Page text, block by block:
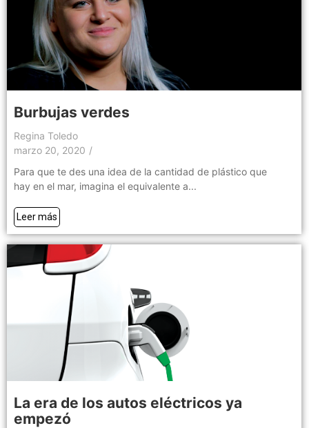
Burbujas verdes
Regina Toledo
marzo 20, 2020 /
Para que te des una idea de la cantidad de plástico que
hay en el mar, imagina el equivalente a...
Leer más
La era de los autos eléctricos ya
empezó